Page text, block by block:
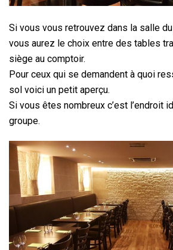
Si vous vous retrouvez dans la salle
vous aurez le choix entre des tables
siège au comptoir.
Pour ceux qui se demandent à quoi
sol voici un petit aperçu.
Si vous êtes nombreux c’est l’endroit
groupe.